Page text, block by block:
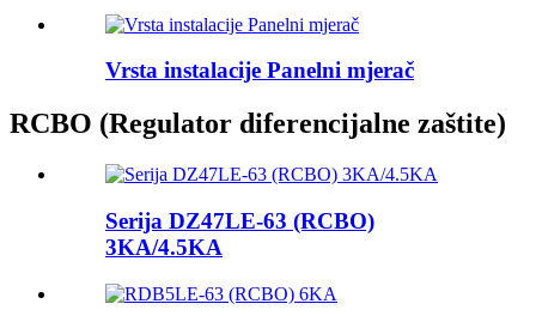
Vrsta instalacije Panelni mjerač
RCBO (Regulator diferencijalne zaštite)
Serija DZ47LE-63 (RCBO)
3KA/4.5KA